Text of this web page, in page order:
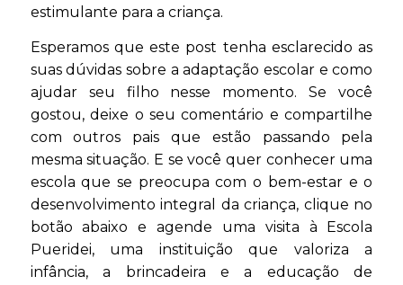
estimulante para a criança.
Esperamos que este post tenha esclarecido as
suas dúvidas sobre a adaptação escolar e como
ajudar seu filho nesse momento. Se você
gostou, deixe o seu comentário e compartilhe
com outros pais que estão passando pela
mesma situação. E se você quer conhecer uma
escola que se preocupa com o bem-estar e o
desenvolvimento integral da criança, clique no
botão abaixo e agende uma visita à Escola
Pueridei, uma instituição que valoriza a
infância, a brincadeira e a educação de